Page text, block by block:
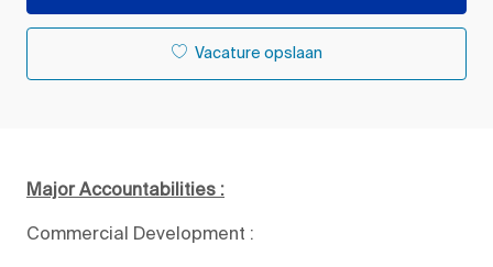
Vacature opslaan
Major Accountabilities :
Commercial Development :